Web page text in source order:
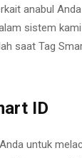
anabul
sistem
saat Tag
ID
untuk